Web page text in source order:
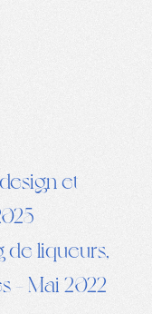
et
liqueurs,
– Mai 2022